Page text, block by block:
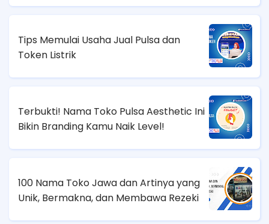
Tips Memulai Usaha Jual Pulsa dan
Token Listrik
Terbukti! Nama Toko Pulsa Aesthetic Ini
Bikin Branding Kamu Naik Level!
100 Nama Toko Jawa dan Artinya yang
Unik, Bermakna, dan Membawa Rezeki